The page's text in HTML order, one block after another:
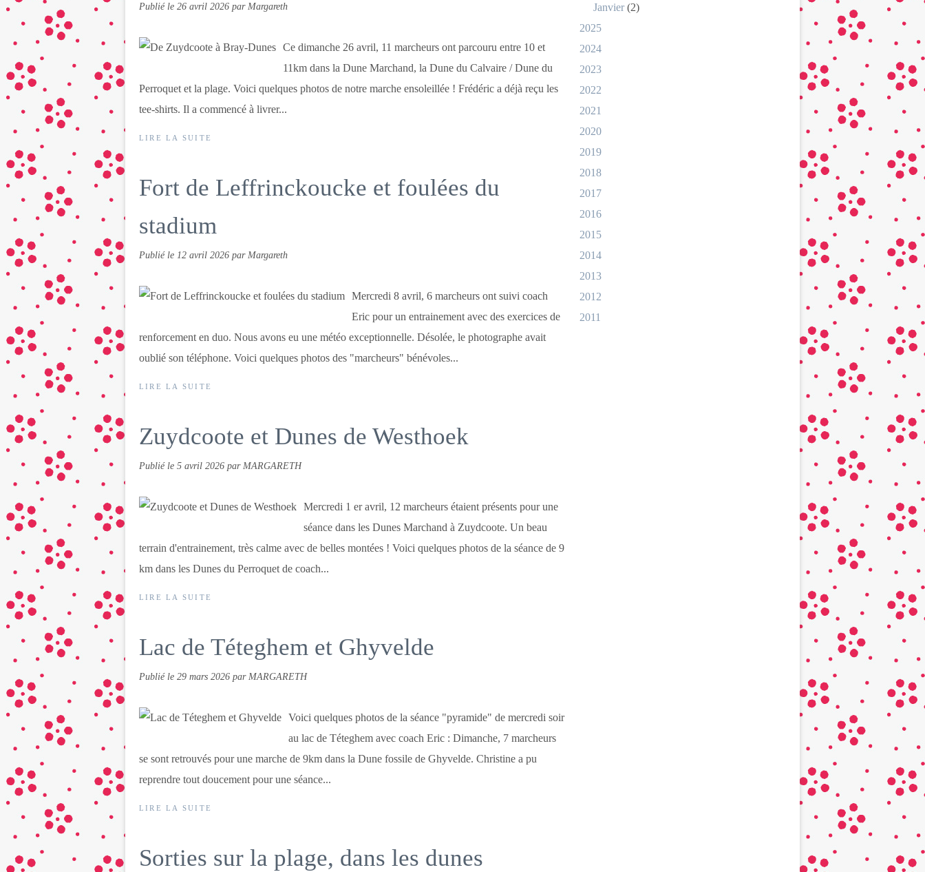
Publié le 26 avril 2026 par Margareth
Ce dimanche 26 avril, 11 marcheurs ont parcouru entre 10 et
11km dans la Dune Marchand, la Dune du Calvaire / Dune du
Perroquet et la plage. Voici quelques photos de notre marche ensoleillée ! Frédéric a déjà reçu les
tee-shirts. Il a commencé à livrer...
LIRE LA SUITE
Fort de Leffrinckoucke et foulées du
stadium
Publié le 12 avril 2026 par Margareth
Mercredi 8 avril, 6 marcheurs ont suivi coach
Eric pour un entrainement avec des exercices de
renforcement en duo. Nous avons eu une météo exceptionnelle. Désolée, le photographe avait
oublié son téléphone. Voici quelques photos des "marcheurs" bénévoles...
LIRE LA SUITE
Zuydcoote et Dunes de Westhoek
Publié le 5 avril 2026 par MARGARETH
Mercredi 1 er avril, 12 marcheurs étaient présents pour une
séance dans les Dunes Marchand à Zuydcoote. Un beau
terrain d'entrainement, très calme avec de belles montées ! Voici quelques photos de la séance de 9
km dans les Dunes du Perroquet de coach...
LIRE LA SUITE
Lac de Téteghem et Ghyvelde
Publié le 29 mars 2026 par MARGARETH
Voici quelques photos de la séance "pyramide" de mercredi soir
au lac de Téteghem avec coach Eric : Dimanche, 7 marcheurs
se sont retrouvés pour une marche de 9km dans la Dune fossile de Ghyvelde. Christine a pu
reprendre tout doucement pour une séance...
LIRE LA SUITE
Sorties sur la plage, dans les dunes
Janvier (2)
2025
2024
2023
2022
2021
2020
2019
2018
2017
2016
2015
2014
2013
2012
2011